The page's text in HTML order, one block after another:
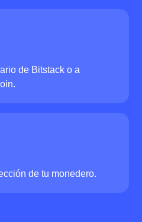
de Bitstack o a
de tu monedero.